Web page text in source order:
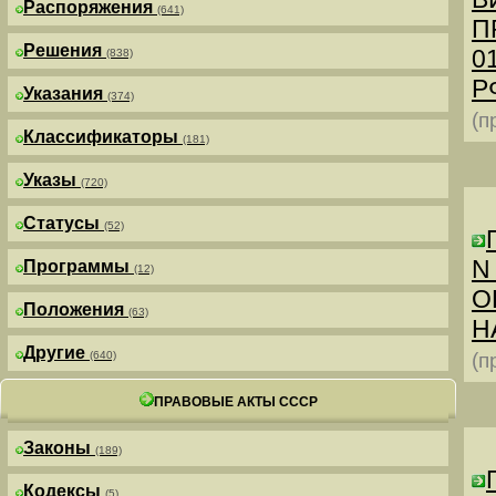
Распоряжения (641)
Решения (838)
Указания (374)
Классификаторы (181)
Указы (720)
Статусы (52)
Программы (12)
Положения (63)
Другие (640)
ПРАВОВЫЕ АКТЫ СССР
Законы (189)
Кодексы (5)